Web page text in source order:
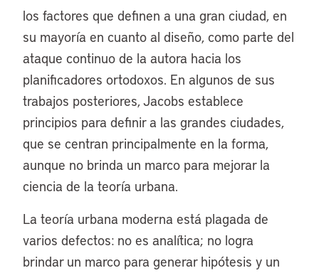
los factores que definen a una gran ciudad, en
su mayoría en cuanto al diseño, como parte del
ataque continuo de la autora hacia los
planificadores ortodoxos. En algunos de sus
trabajos posteriores, Jacobs establece
principios para definir a las grandes ciudades,
que se centran principalmente en la forma,
aunque no brinda un marco para mejorar la
ciencia de la teoría urbana.
La teoría urbana moderna está plagada de
varios defectos: no es analítica; no logra
brindar un marco para generar hipótesis y un